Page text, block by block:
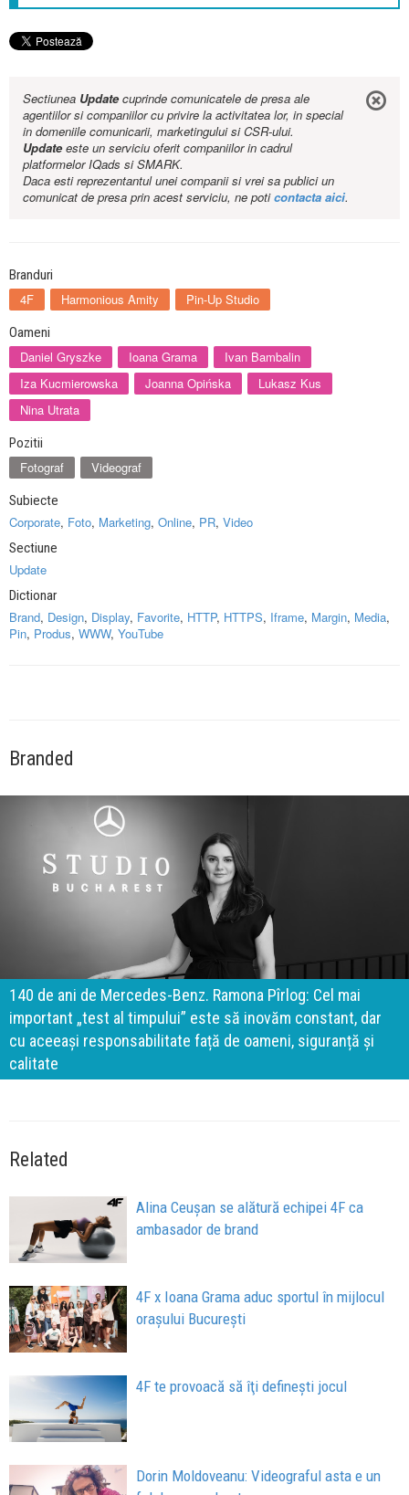
Sectiunea Updatecuprinde comunicatele de presa ale
agentiilor si companiilor cu privire la activitatea lor, in special
in domeniile comunicarii, marketingului si CSR-ului.
Updateeste un serviciu oferit companiilor in cadrul
platformelor IQads si SMARK.
Daca esti reprezentantul unei companii si vrei sa publici un
comunicat de presa prin acest serviciu, ne poticontacta aici.
Branduri
4F Harmonious Amity Pin-Up Studio
Oameni
Daniel Gryszke Ioana Grama
Ivan Bambalin
Iza Kucmierowska
Joanna Opińska
Lukasz Kus
Nina Utrata
Pozitii
Fotograf Videograf
Subiecte
Corporate, Foto, Marketing, Online, PR, Video
Sectiune
Update
Dictionar
Brand, Design, Display, Favorite, HTTP, HTTPS, Iframe, Margin, Media,
Pin, Produs, WWW, YouTube
Branded
140 de ani de Mercedes-Benz. Ramona Pîrlog: Cel mai
important „test al timpului” este să inovăm constant, dar
cu aceeași responsabilitate față de oameni, siguranță și
calitate
Related
Alina Ceușan se alătură echipei 4F ca
ambasador de brand
4F x Ioana Grama aduc sportul în mijlocul
oraşului București
4F te provoacă să îţi defineşti jocul
Dorin Moldoveanu: Videograful asta e un